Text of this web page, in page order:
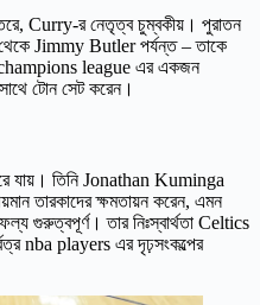
Curry-র নেতৃত্ব চুম্বকীয়। পুরাতন
Jimmy Butler পর্যন্ত – তাকে
champions league এর একজন
টোন সেট করেন।
যায়। তিনি Jonathan Kuminga
তারকাদের ক্ষমতায়ন করেন, এমন
গুরুত্বপূর্ণ। তার নিঃস্বার্থতা Celtics
nba players এর দৃঢ়সংকল্পের